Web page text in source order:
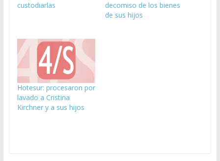
custodiarlas
decomiso de los bienes
de sus hijos
Hotesur: procesaron por
lavado a Cristina
Kirchner y a sus hijos